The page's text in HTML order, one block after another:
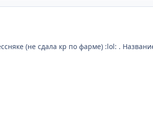
(не сдала кр по фарме) :lol: .